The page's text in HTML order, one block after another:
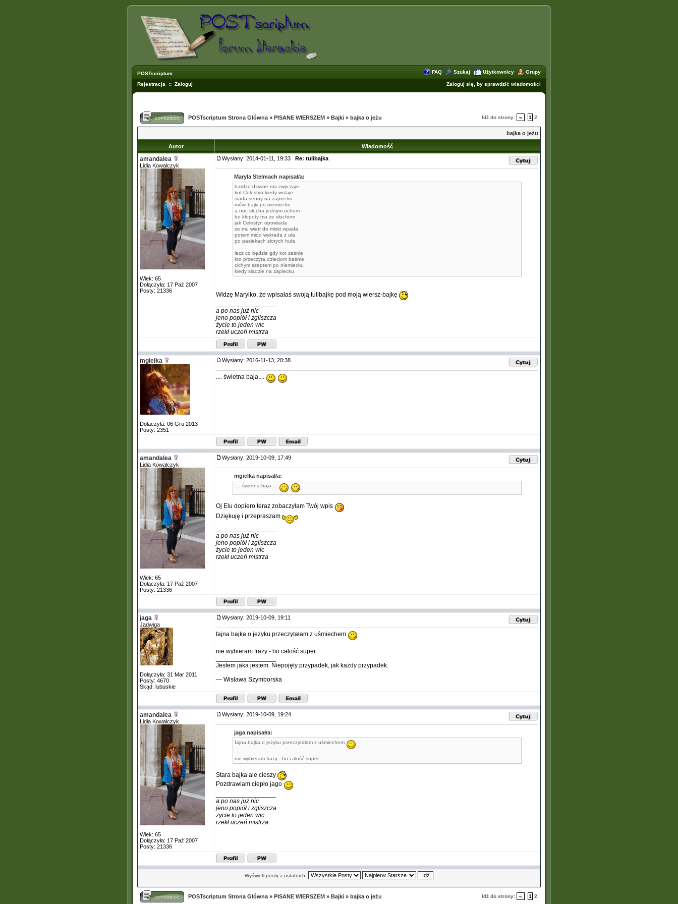
POSTscriptum FAQ Szukaj Użytkownicy Grupy
Rejestracja :: Zaloguj Zaloguj się, by sprawdzić wiadomości
POSTscriptum Strona Główna » PISANE WIERSZEM » Bajki » bajka o jeżu Idź do strony: « 1 2
bajka o jeżu
Autor Wiadomość
amandalea
Lidia Kowalczyk
Wiek: 65
Dołączyła: 17 Paź 2007
Posty: 21336
Wysłany: 2014-01-11, 19:33 Re: tulibajka
Maryla Stelmach napisał/a:
bardzo dziwne ma zwyczaje
kot Celestyn kiedy wstaje
siada senny na zapiecku
mówi bajki po niemiecku
a noc słucha jednym uchem
bo kłopoty ma ze słuchem
jak Celestyn opowiada
że mu wiatr do miski wpada
potem miód wykrada z ula
po pasiekach złotych hula
lecz co będzie gdy kot zaśnie
kto przeczyta dzieciom baśnie
cichym szeptem po niemiecku
kiedy siądzie na zapiecku
Widzę Marylko, że wpisałaś swoją tulibajkę pod moją wiersz-bajkę
a po nas już nic
jeno popiół i zgliszcza
życie to jeden wic
rzekł uczeń mistrza
mgielka
Dołączyła: 06 Gru 2013
Posty: 2351
Wysłany: 2016-11-13, 20:38
.... świetna baja....
amandalea
Lidia Kowalczyk
Wiek: 65
Dołączyła: 17 Paź 2007
Posty: 21336
Wysłany: 2019-10-09, 17:49
mgielka napisał/a:
.... świetna baja....
Oj Elu dopiero teraz zobaczyłam Twój wpis
Dziękuję i przepraszam
a po nas już nic
jeno popiół i zgliszcza
życie to jeden wic
rzekł uczeń mistrza
jaga
Jadwiga
Dołączyła: 31 Mar 2011
Posty: 4670
Skąd: lubuskie
Wysłany: 2019-10-09, 19:11
fajna bajka o jeżyku przeczytałam z uśmiechem
nie wybieram frazy - bo całość super
Jestem jaka jestem. Niepojęty przypadek, jak każdy przypadek.
— Wisława Szymborska
amandalea
Lidia Kowalczyk
Wiek: 65
Dołączyła: 17 Paź 2007
Posty: 21336
Wysłany: 2019-10-09, 19:24
jaga napisał/a:
fajna bajka o jeżyku przeczytałam z uśmiechem
nie wybieram frazy - bo całość super
Stara bajka ale cieszy
Pozdrawiam ciepło jago
a po nas już nic
jeno popiół i zgliszcza
życie to jeden wic
rzekł uczeń mistrza
Wyświetl posty z ostatnich:
POSTscriptum Strona Główna » PISANE WIERSZEM » Bajki » bajka o jeżu Idź do strony: « 1 2